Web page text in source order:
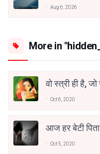
Aug 6, 2026
More in
वो स्त्री ही है,
Oct 6, 2020
आज हर बेटी
Oct 5, 2020